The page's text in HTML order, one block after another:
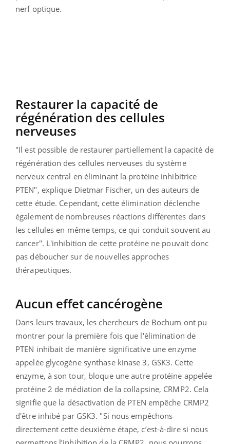
nerf optique.
Restaurer la capacité de
régénération des cellules
nerveuses
"Il est possible de restaurer partiellement la capacité de
régénération des cellules nerveuses du système
nerveux central en éliminant la protéine inhibitrice
PTEN", explique Dietmar Fischer, un des auteurs de
cette étude. Cependant, cette élimination déclenche
également de nombreuses réactions différentes dans
les cellules en même temps, ce qui conduit souvent au
cancer". L'inhibition de cette protéine ne pouvait donc
pas déboucher sur de nouvelles approches
thérapeutiques.
Aucun effet cancérogène
Dans leurs travaux, les chercheurs de Bochum ont pu
montrer pour la première fois que l'élimination de
PTEN inhibait de manière significative une enzyme
appelée glycogène synthase kinase 3, GSK3. Cette
enzyme, à son tour, bloque une autre protéine appelée
protéine 2 de médiation de la collapsine, CRMP2. Cela
signifie que la désactivation de PTEN empêche CRMP2
d'être inhibé par GSK3. "Si nous empêchons
directement cette deuxième étape, c’est-à-dire si nous